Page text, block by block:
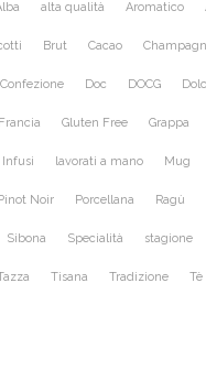
alta qualità Aromatico
Brut Cacao
Confezione Doc DOCG
Francia Gluten Free Grappa
Infusi lavorati a mano Mug
Noir Porcellana Ragù
Sibona Specialità stagione
Tisana Tradizione Tè